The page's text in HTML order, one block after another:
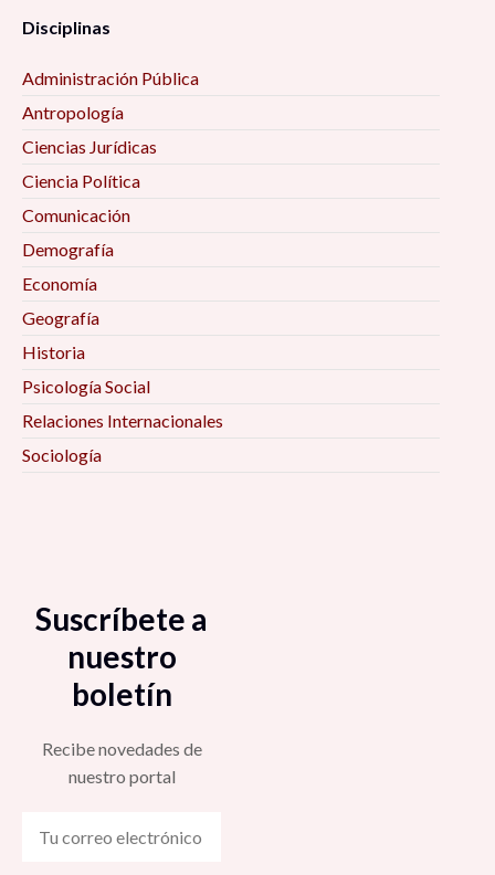
Disciplinas
Administración Pública
Antropología
Ciencias Jurídicas
Ciencia Política
Comunicación
Demografía
Economía
Geografía
Historia
Psicología Social
Relaciones Internacionales
Sociología
Suscríbete a
nuestro
boletín
Recibe novedades de
nuestro portal